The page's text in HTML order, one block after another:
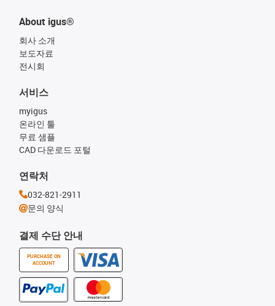
About igus®
회사 소개
보도자료
전시회
결제 수단 안내
PURCHASE ON
ACCOUNT
서비스
myigus
온라인 툴
무료 샘플
CAD 다운로드 포털
연락처
032-821-2911
문의 양식